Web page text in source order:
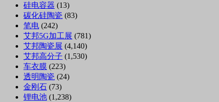
硅电容器 (13)
碳化硅陶瓷 (83)
笔电 (242)
艾邦5G加工展 (781)
艾邦陶瓷展 (4,140)
艾邦高分子 (1,530)
车衣膜 (223)
透明陶瓷 (24)
金刚石 (73)
锂电池 (1,238)